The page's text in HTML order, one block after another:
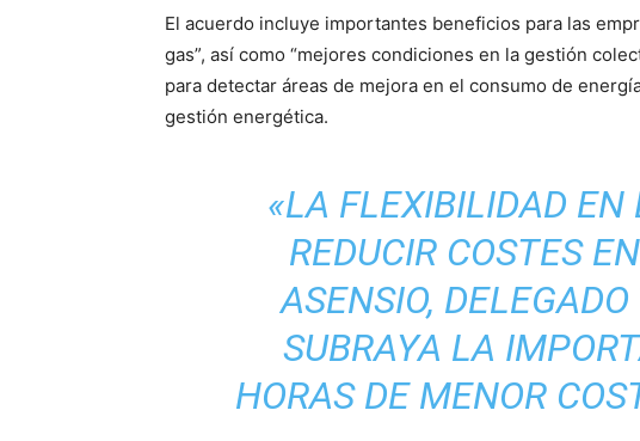
El acuerdo incluye importantes beneficios para las
gas”, así como “mejores condiciones en la gestión
para detectar áreas de mejora en el consumo de
gestión energética.
«LA FLEXIBILIDAD
REDUCIR COSTES
ASENSIO,
SUBRAYA LA
HORAS DE MENOR